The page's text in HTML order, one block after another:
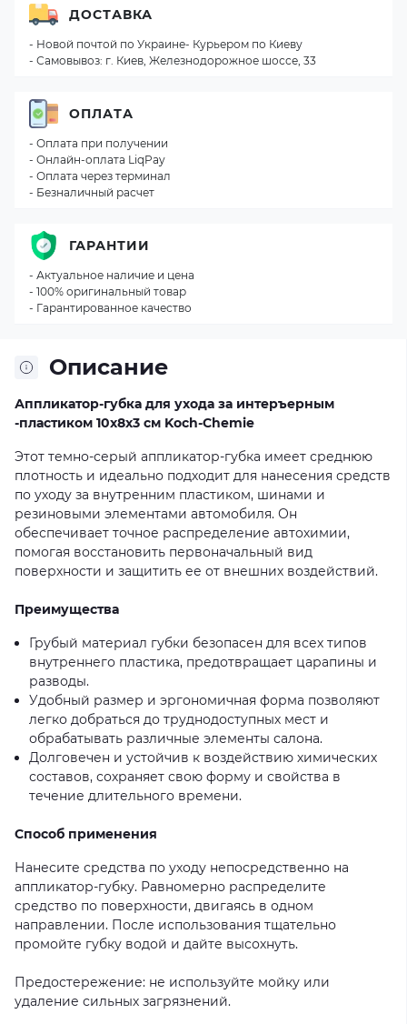
Описание
Аппликатор-губка для ухода за интеръерным
-пластиком 10x8x3 см Koch-Chemie
Этот темно-серый аппликатор-губка имеет среднюю
плотность и идеально подходит для нанесения средств
по уходу за внутренним пластиком, шинами и
резиновыми элементами автомобиля. Он
обеспечивает точное распределение автохимии,
помогая восстановить первоначальный вид
поверхности и защитить ее от внешних воздействий.
Преимущества
Грубый материал губки безопасен для всех типов
внутреннего пластика, предотвращает царапины и
разводы.
Удобный размер и эргономичная форма позволяют
легко добраться до труднодоступных мест и
обрабатывать различные элементы салона.
Долговечен и устойчив к воздействию химических
составов, сохраняет свою форму и свойства в
течение длительного времени.
Способ применения
Нанесите средства по уходу непосредственно на
аппликатор-губку. Равномерно распределите
средство по поверхности, двигаясь в одном
направлении. После использования тщательно
промойте губку водой и дайте высохнуть.
Предостережение: не используйте мойку или
удаление сильных загрязнений.
ДОСТАВКА
- Новой почтой по Украине- Курьером по Киеву
- Самовывоз: г. Киев, Железнодорожное шоссе, 33
ОПЛАТА
- Оплата при получении
- Онлайн-оплата LiqPay
- Оплата через терминал
- Безналичный расчет
ГАРАНТИИ
- Актуальное наличие и цена
- 100% оригинальный товар
- Гарантированное качество